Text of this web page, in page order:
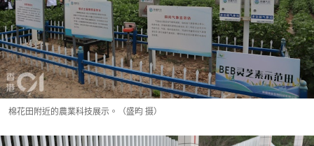
棉花田附近的農業科技展示。（盛昀 摄）